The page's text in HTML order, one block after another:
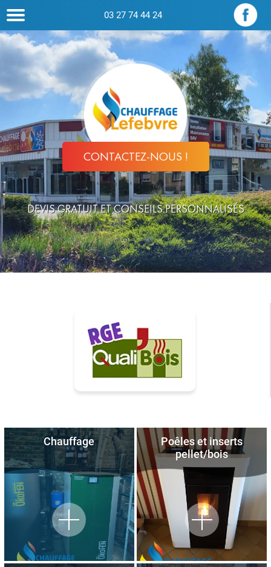
03 27 74 44 24
CONTACTEZ-NOUS !
DEVIS GRATUIT ET CONSEILS PERSONNALISÉS
Chauffage
Poêles et inserts
pellet/bois